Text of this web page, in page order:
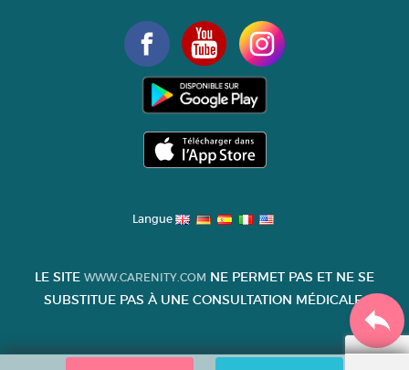
Langue
LE SITE WWW.CARENITY.COM NE PERMET PAS ET NE SE
SUBSTITUE PAS À UNE CONSULTATION MÉDICALE.